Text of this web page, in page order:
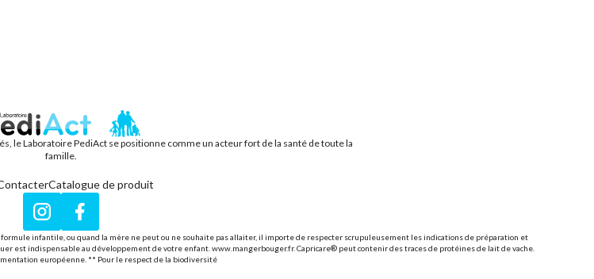
le Laboratoire PediAct se positionne comme un acteur fort de la santé de toute la
famille.
Catalogue de produit
InstagramFacebook
infantile, ou quand la mère ne peut ou ne souhaite pas allaiter, il importe de respecter scrupuleusement les indications de préparation et
est indispensable au développement de votre enfant. www.mangerbouger.fr. Capricare® peut contenir des traces de protéines de lait de vache.
européenne. ** Pour le respect de la biodiversité